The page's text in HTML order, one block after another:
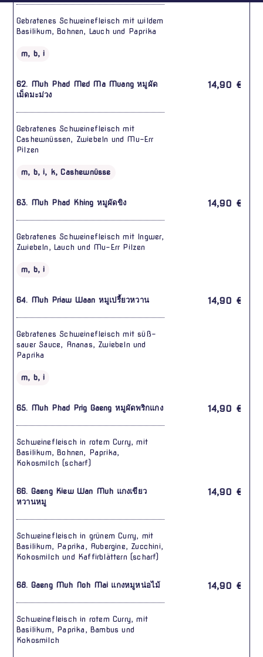
Gebratenes Schweinefleisch mit wildem
Basilikum, Bohnen, Lauch und Paprika
m, b, i
62. Muh Phad Med Ma Muang หมูผัด
เม็ดมะม่วง
Gebratenes Schweinefleisch mit
Cashewnüssen, Zwiebeln und Mu-Err
Pilzen
m, b, i, k, Cashewnüsse
14,90 €
63. Muh Phad Khing หมูผัดขิง
Gebratenes Schweinefleisch mit Ingwer,
Zwiebeln, Lauch und Mu-Err Pilzen
m, b, i
14,90 €
64. Muh Priaw Waan หมูเปรี้ยวหวาน
Gebratenes Schweinefleisch mit süß-
sauer Sauce, Ananas, Zwiebeln und
Paprika
m, b, i
14,90 €
65. Muh Phad Prig Gaeng หมูผัดพริกแกง
Schweinefleisch in rotem Curry, mit
Basilikum, Bohnen, Paprika,
Kokosmilch (scharf)
14,90 €
66. Gaeng Kiew Wan Muh แกงเขียว
หวานหมู
Schweinefleisch in grünem Curry, mit
Basilikum, Paprika, Aubergine, Zucchini,
Kokosmilch und Kaffirblättern (scharf)
14,90 €
68. Gaeng Muh Noh Mai แกงหมูหน่อไม้
Schweinefleisch in rotem Curry, mit
Basilikum, Paprika, Bambus und
Kokosmilch
14,90 €